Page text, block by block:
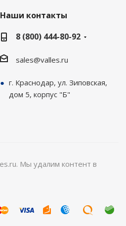
Наши контакты
8 (800) 444-80-92
sales@valles.ru
г. Краснодар, ул. Зиповская,
дом 5, корпус "Б"
Мы удалим контент в